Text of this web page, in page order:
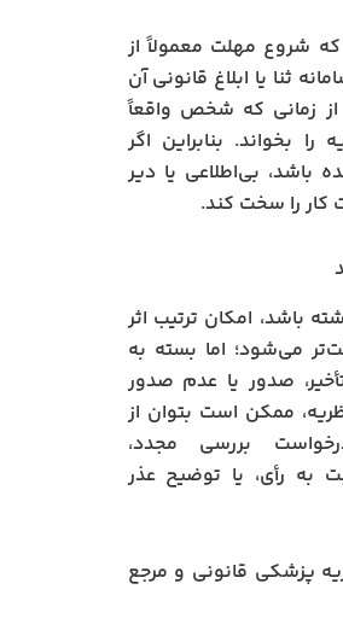
شروع مهلت معمولاً از
ثنا یا ابلاغ قانونی آن
زمانی که شخص واقعاً
بخواند. بنابراین اگر
باشد، بی‌اطلاعی یا دیر
کار را سخت کند.
باشد، امکان ترتیب اثر
می‌شود؛ اما بسته به
صدور یا عدم صدور
ممکن است بتوان از
بررسی مجدد،
به رأی، یا توضیح عذر
پزشکی قانونی و مرجع